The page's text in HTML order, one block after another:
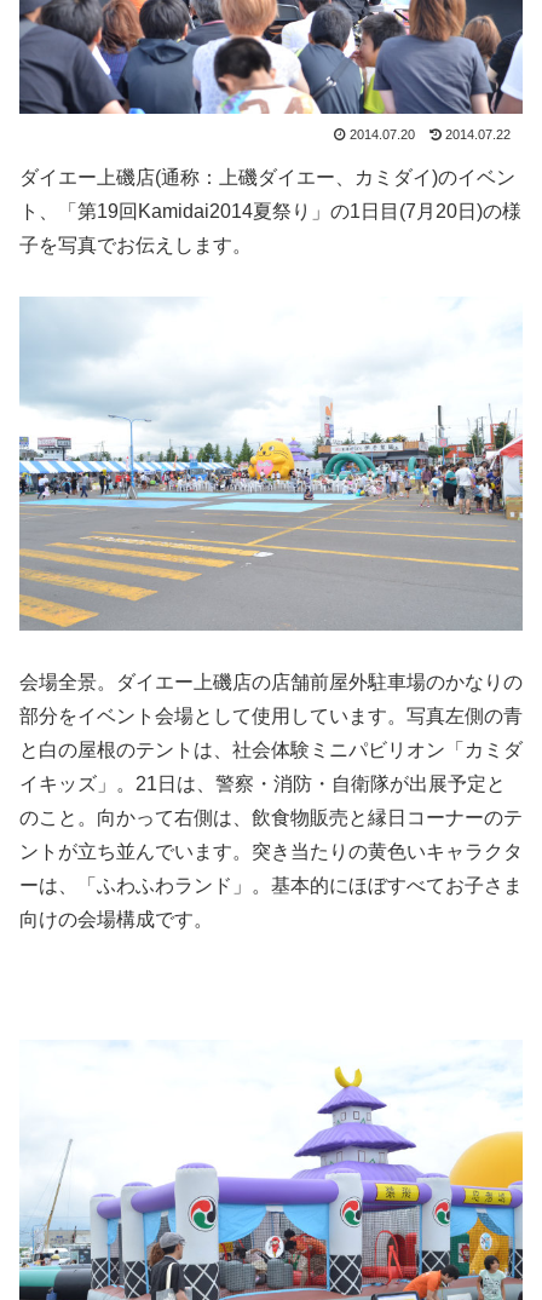
2014.07.20 2014.07.22
ダイエー上磯店(通称：上磯ダイエー、カミダイ)のイベン
ト、「第19回Kamidai2014夏祭り」の1日目(7月20日)の様
子を写真でお伝えします。
会場全景。ダイエー上磯店の店舗前屋外駐車場のかなりの
部分をイベント会場として使用しています。写真左側の青
と白の屋根のテントは、社会体験ミニパビリオン「カミダ
イキッズ」。21日は、警察・消防・自衛隊が出展予定と
のこと。向かって右側は、飲食物販売と縁日コーナーのテ
ントが立ち並んでいます。突き当たりの黄色いキャラクタ
ーは、「ふわふわランド」。基本的にほぼすべてお子さま
向けの会場構成です。